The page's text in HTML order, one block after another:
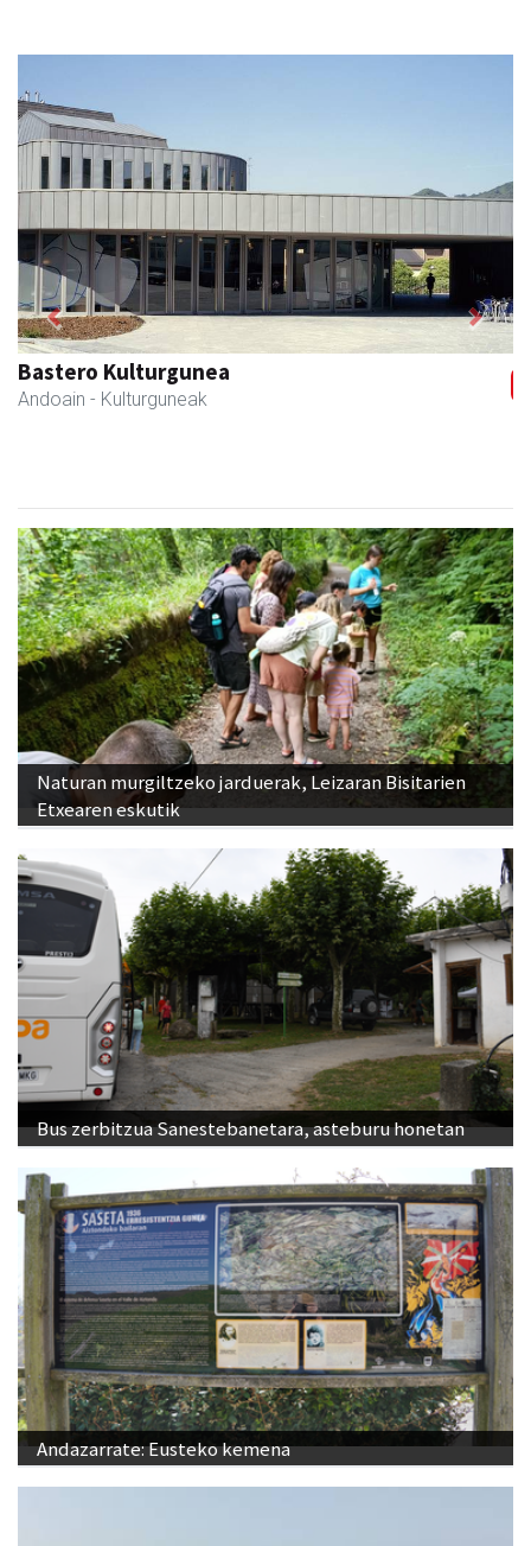
Bastero Kulturgunea
Andoain - Kulturguneak
Previous Next
Naturan murgiltzeko jarduerak, Leizaran Bisitarien
Etxearen eskutik
Bus zerbitzua Sanestebanetara, asteburu honetan
Andazarrate: Eusteko kemena